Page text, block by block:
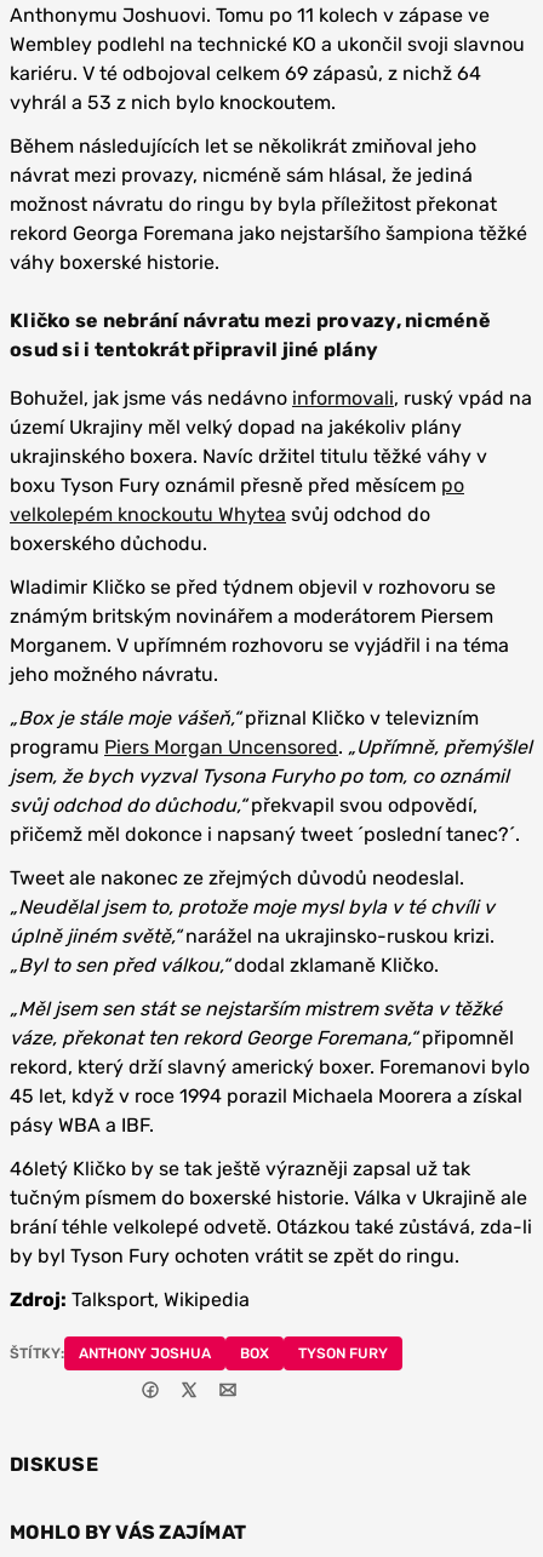
Anthonymu Joshuovi. Tomu po 11 kolech v zápase ve
Wembley podlehl na technické KO a ukončil svoji slavnou
kariéru. V té odbojoval celkem 69 zápasů, z nichž 64
vyhrál a 53 z nich bylo knockoutem.
Během následujících let se několikrát zmiňoval jeho
návrat mezi provazy, nicméně sám hlásal, že jediná
možnost návratu do ringu by byla příležitost překonat
rekord Georga Foremana jako nejstaršího šampiona těžké
váhy boxerské historie.
Kličko se nebrání návratu mezi provazy, nicméně
osud si i tentokrát připravil jiné plány
Bohužel, jak jsme vás nedávno informovali, ruský vpád na
území Ukrajiny měl velký dopad na jakékoliv plány
ukrajinského boxera. Navíc držitel titulu těžké váhy v
boxu Tyson Fury oznámil přesně před měsícem po
velkolepém knockoutu Whytea svůj odchod do
boxerského důchodu.
Wladimir Kličko se před týdnem objevil v rozhovoru se
známým britským novinářem a moderátorem Piersem
Morganem. V upřímném rozhovoru se vyjádřil i na téma
jeho možného návratu.
„Box je stále moje vášeň,“přiznal Kličko v televizním
programu Piers Morgan Uncensored. „Upřímně, přemýšlel
jsem, že bych vyzval Tysona Furyho po tom, co oznámil
svůj odchod do důchodu,“překvapil svou odpovědí,
přičemž měl dokonce i napsaný tweet ´poslední tanec?´.
Tweet ale nakonec ze zřejmých důvodů neodeslal.
„Neudělal jsem to, protože moje mysl byla v té chvíli v
úplně jiném světě,“narážel na ukrajinsko-ruskou krizi.
„Byl to sen před válkou,“dodal zklamaně Kličko.
„Měl jsem sen stát se nejstarším mistrem světa v těžké
váze, překonat ten rekord George Foremana,“připomněl
rekord, který drží slavný americký boxer. Foremanovi bylo
45 let, když v roce 1994 porazil Michaela Moorera a získal
pásy WBA a IBF.
46letý Kličko by se tak ještě výrazněji zapsal už tak
tučným písmem do boxerské historie. Válka v Ukrajině ale
brání téhle velkolepé odvetě. Otázkou také zůstává, zda-li
by byl Tyson Fury ochoten vrátit se zpět do ringu.
Zdroj: Talksport, Wikipedia
ŠTÍTKY: ANTHONY JOSHUA BOX TYSON FURY
DISKUSE
MOHLO BY VÁS ZAJÍMAT